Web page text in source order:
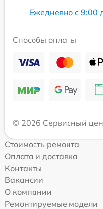
Ежедневно с 9:00
Способы оплаты
© 2026 Сервисный
Стоимость ремонта
Оплата и доставка
Контакты
Вакансии
О компании
Ремонтируемые модели